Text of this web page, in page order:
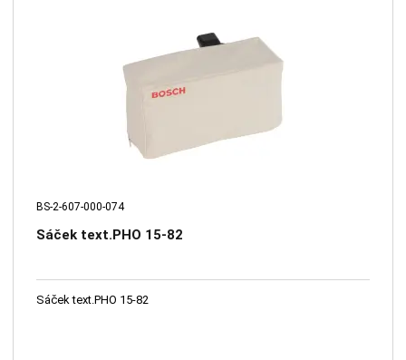
BS-2-607-000-074
Sáček text.PHO 15-82
Sáček text.PHO 15-82